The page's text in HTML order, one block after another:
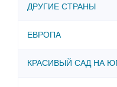
ДРУГИЕ СТРАНЫ
ЕВРОПА
КРАСИВЫЙ САД НА